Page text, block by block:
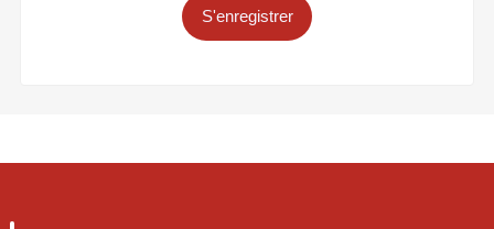
S'enregistrer